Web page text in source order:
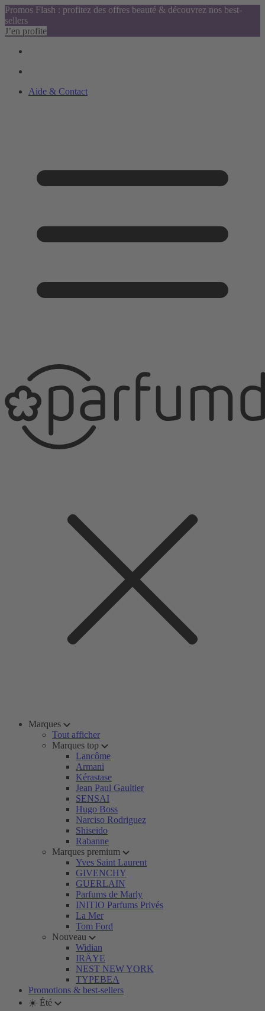
Promos Flash : profitez des offres beauté & découvrez nos best-
sellers
J’en profite
Aide & Contact
Marques
Tout afficher
Marques top
Lancôme
Armani
Kérastase
Jean Paul Gaultier
SENSAI
Hugo Boss
Narciso Rodriguez
Shiseido
Rabanne
Marques premium
Yves Saint Laurent
GIVENCHY
GUERLAIN
Parfums de Marly
INITIO Parfums Privés
La Mer
Tom Ford
Nouveau
Widian
IRÄYE
NEST NEW YORK
TYPEBEA
Promotions & best-sellers
☀️ Été